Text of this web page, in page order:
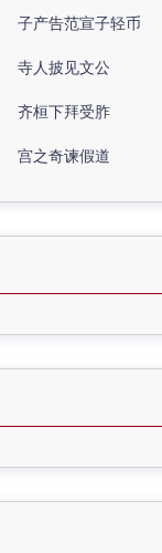
子产告范宣子轻币
寺人披见文公
齐桓下拜受胙
宫之奇谏假道